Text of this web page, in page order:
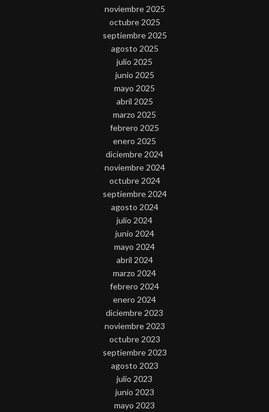
noviembre 2025
octubre 2025
septiembre 2025
agosto 2025
julio 2025
junio 2025
mayo 2025
abril 2025
marzo 2025
febrero 2025
enero 2025
diciembre 2024
noviembre 2024
octubre 2024
septiembre 2024
agosto 2024
julio 2024
junio 2024
mayo 2024
abril 2024
marzo 2024
febrero 2024
enero 2024
diciembre 2023
noviembre 2023
octubre 2023
septiembre 2023
agosto 2023
julio 2023
junio 2023
mayo 2023